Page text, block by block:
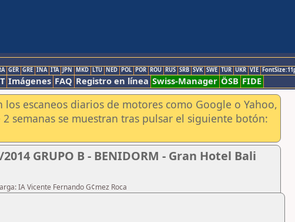
GER GRE INA ITA JPN MKD LTU NED POL POR ROU RUS SRB SVK SWE TUR UKR VIE
Imágenes FAQ Registro en línea Swiss-Manager ÖSB FIDE
escaneos diarios de motores como Google o Yahoo,
semanas se muestran tras pulsar el siguiente botón:
GRUPO B - BENIDORM - Gran Hotel Bali
IA Vicente Fernando G¢mez Roca